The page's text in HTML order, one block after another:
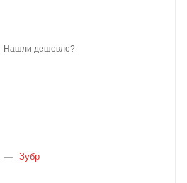
Нашли дешевле?
— Зубр